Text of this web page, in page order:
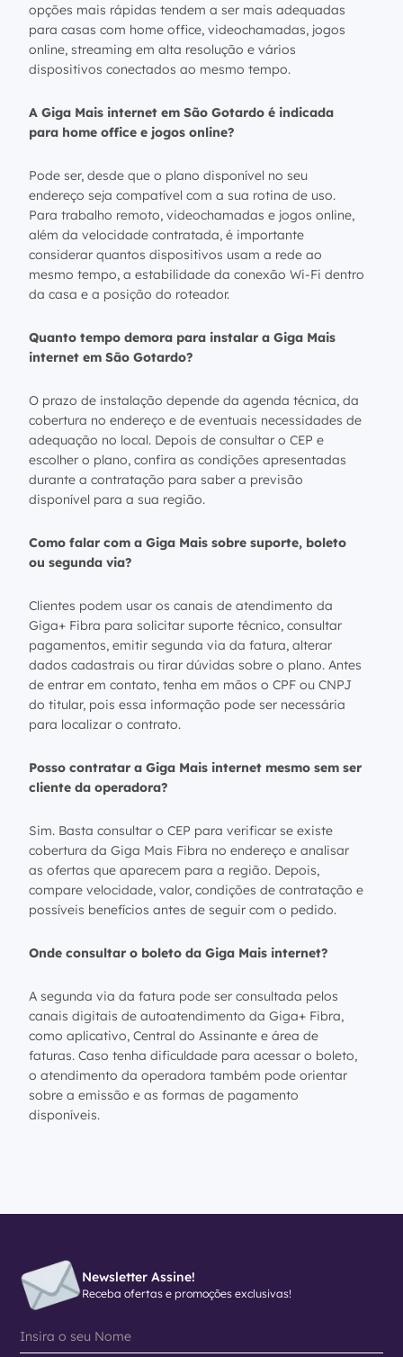
opções mais rápidas tendem a ser mais adequadas
para casas com home office, videochamadas, jogos
online, streaming em alta resolução e vários
dispositivos conectados ao mesmo tempo.
A Giga Mais internet em São Gotardo é indicada
para home office e jogos online?
Pode ser, desde que o plano disponível no seu
endereço seja compatível com a sua rotina de uso.
Para trabalho remoto, videochamadas e jogos online,
além da velocidade contratada, é importante
considerar quantos dispositivos usam a rede ao
mesmo tempo, a estabilidade da conexão Wi-Fi dentro
da casa e a posição do roteador.
Quanto tempo demora para instalar a Giga Mais
internet em São Gotardo?
O prazo de instalação depende da agenda técnica, da
cobertura no endereço e de eventuais necessidades de
adequação no local. Depois de consultar o CEP e
escolher o plano, confira as condições apresentadas
durante a contratação para saber a previsão
disponível para a sua região.
Como falar com a Giga Mais sobre suporte, boleto
ou segunda via?
Clientes podem usar os canais de atendimento da
Giga+ Fibra para solicitar suporte técnico, consultar
pagamentos, emitir segunda via da fatura, alterar
dados cadastrais ou tirar dúvidas sobre o plano. Antes
de entrar em contato, tenha em mãos o CPF ou CNPJ
do titular, pois essa informação pode ser necessária
para localizar o contrato.
Posso contratar a Giga Mais internet mesmo sem ser
cliente da operadora?
Sim. Basta consultar o CEP para verificar se existe
cobertura da Giga Mais Fibra no endereço e analisar
as ofertas que aparecem para a região. Depois,
compare velocidade, valor, condições de contratação e
possíveis benefícios antes de seguir com o pedido.
Onde consultar o boleto da Giga Mais internet?
A segunda via da fatura pode ser consultada pelos
canais digitais de autoatendimento da Giga+ Fibra,
como aplicativo, Central do Assinante e área de
faturas. Caso tenha dificuldade para acessar o boleto,
o atendimento da operadora também pode orientar
sobre a emissão e as formas de pagamento
disponíveis.
Newsletter Assine!
Receba ofertas e promoções exclusivas!